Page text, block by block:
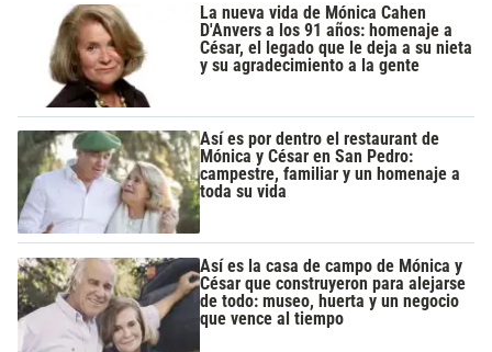
La nueva vida de Mónica Cahen
D'Anvers a los 91 años: homenaje a
César, el legado que le deja a su nieta
y su agradecimiento a la gente
Así es por dentro el restaurant de
Mónica y César en San Pedro:
campestre, familiar y un homenaje a
toda su vida
Así es la casa de campo de Mónica y
César que construyeron para alejarse
de todo: museo, huerta y un negocio
que vence al tiempo